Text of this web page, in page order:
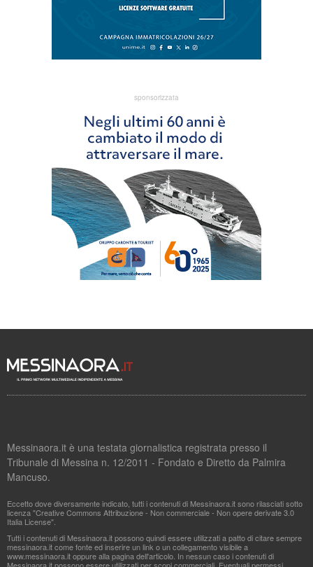
sponsorizzata
Messinaora.it è una testata giornalistica registrata presso il
Tribunale di Messina n. 12/2011 - Fondato e Diretto da Palmira
Mancuso.
Eccetto dove diversamente indicato, tutti i contenuti di Messinaora.it sono rilasciati sotto
licenza "Creative Commons Attribuzione - Non commerciale - Non opere derivate 3.0
Italia License".
Tutti i contenuti di Messinaora.it possono quindi essere utilizzati a patto di citare sempre
messinaora.it come fonte ed inserire un link o un collegamento visibile a
www.messinaora.it oppure alla pagina dell'articolo. In nessun caso i contenuti di
Messinaora.it possono essere utilizzati per scopi commerciali. Eventuali permessi